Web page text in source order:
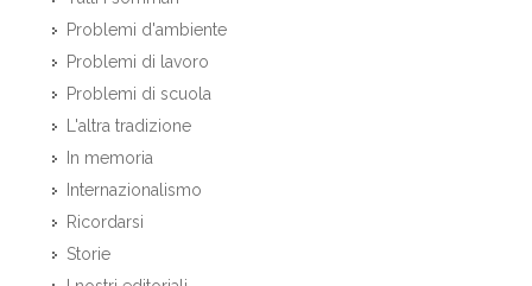
Problemi d'ambiente
Problemi di lavoro
Problemi di scuola
L'altra tradizione
In memoria
Internazionalismo
Ricordarsi
Storie